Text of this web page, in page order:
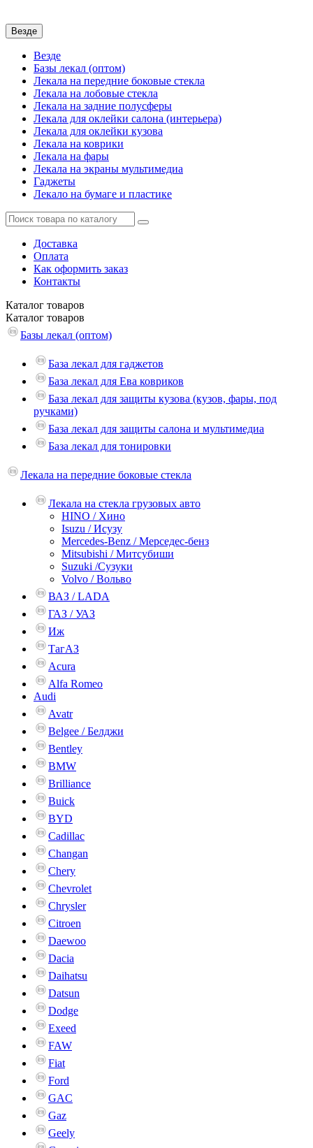
Везде
Везде
Базы лекал (оптом)
Лекала на передние боковые стекла
Лекала на лобовые стекла
Лекала на задние полусферы
Лекала для оклейки салона (интерьера)
Лекала для оклейки кузова
Лекала на коврики
Лекала на фары
Лекала на экраны мультимедиа
Гаджеты
Лекало на бумаге и пластике
Доставка
Оплата
Как оформить заказ
Контакты
Каталог товаров
Каталог товаров
Базы лекал (оптом)
База лекал для гаджетов
База лекал для Ева ковриков
База лекал для защиты кузова (кузов, фары, под
ручками)
База лекал для защиты салона и мультимедиа
База лекал для тонировки
Лекала на передние боковые стекла
Лекала на стекла грузовых авто
HINO / Хино
Isuzu / Исузу
Mercedes-Benz / Мерседес-бенз
Mitsubishi / Митсубиши
Suzuki /Сузуки
Volvo / Вольво
ВАЗ / LADA
ГАЗ / УАЗ
Иж
ТагАЗ
Acura
Alfa Romeo
Audi
Avatr
Belgee / Белджи
Bentley
BMW
Brilliance
Buick
BYD
Cadillac
Changan
Chery
Chevrolet
Chrysler
Citroen
Daewoo
Dacia
Daihatsu
Datsun
Dodge
Exeed
FAW
Fiat
Ford
GAC
Gaz
Geely